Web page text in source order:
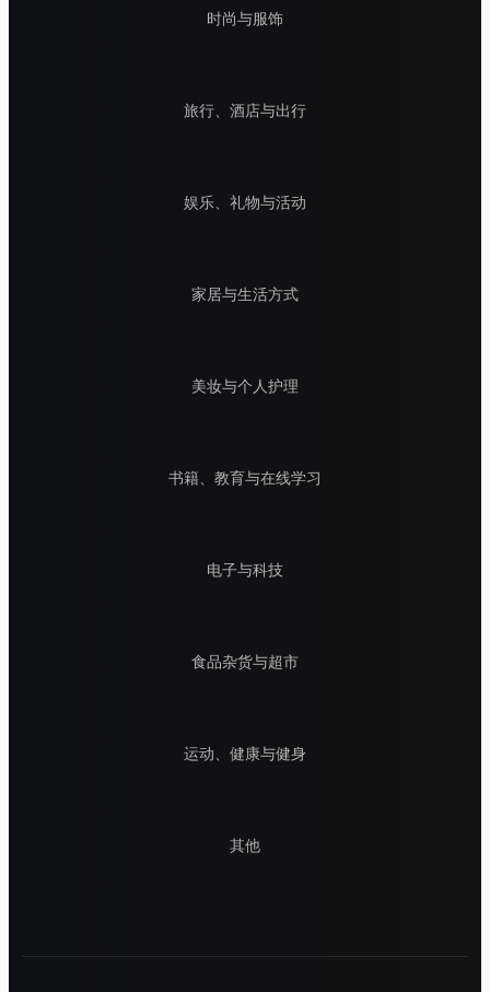
时尚与服饰
旅行、酒店与出行
娱乐、礼物与活动
家居与生活方式
美妆与个人护理
书籍、教育与在线学习
电子与科技
食品杂货与超市
运动、健康与健身
其他